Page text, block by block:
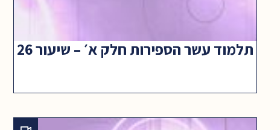
תלמוד עשר הספירות חלק א׳ – שיעור 26